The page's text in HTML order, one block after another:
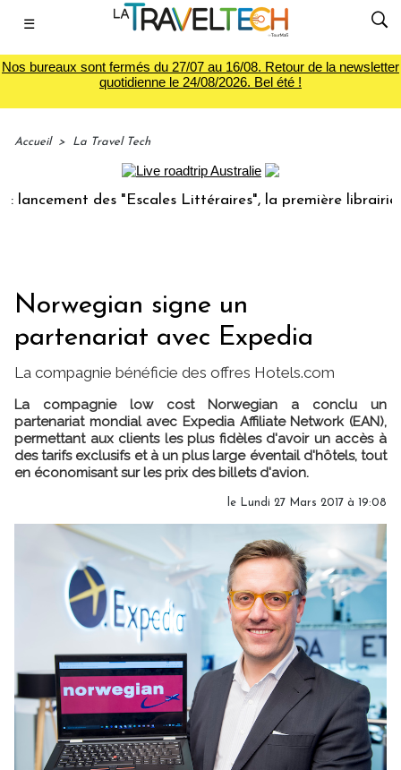
☰
Nos bureaux sont fermés du 27/07 au 16/08. Retour de la newsletter
quotidienne le 24/08/2026. Bel été !
Accueil > La Travel Tech
des "Escales Littéraires", la première librairie du
Norwegian signe un
partenariat avec Expedia
La compagnie bénéficie des offres Hotels.com
La compagnie low cost Norwegian a conclu un
partenariat mondial avec Expedia Affiliate Network (EAN),
permettant aux clients les plus fidèles d'avoir un accès à
des tarifs exclusifs et à un plus large éventail d'hôtels, tout
en économisant sur les prix des billets d'avion.
le Lundi 27 Mars 2017 à 19:08